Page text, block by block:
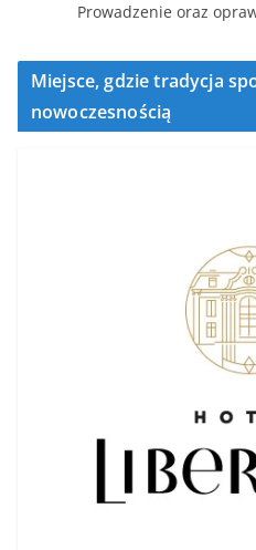
Prowadzenie oraz
Miejsce, gdzie tradycja
nowoczesnością